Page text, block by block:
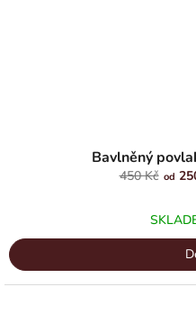
Bavlněný
450 Kč od